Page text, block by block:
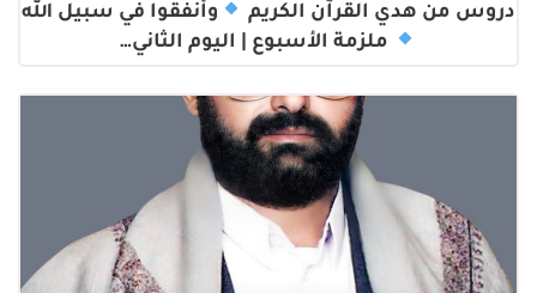
دروس من هدي القرآن الكريم
وأنفقوا في سبيل الله
ملزمة الأسبوع | اليوم الثاني…